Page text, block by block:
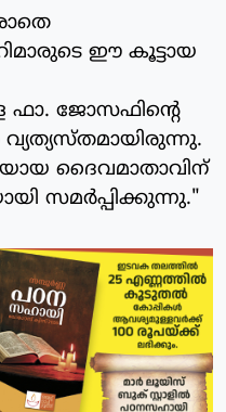
ഈ കൂട്ടായ
ഫാ. ജോസഫിന്റെ
ദൈവമാതാവിന്
സമര്‍പ്പിക്കുന്നു."